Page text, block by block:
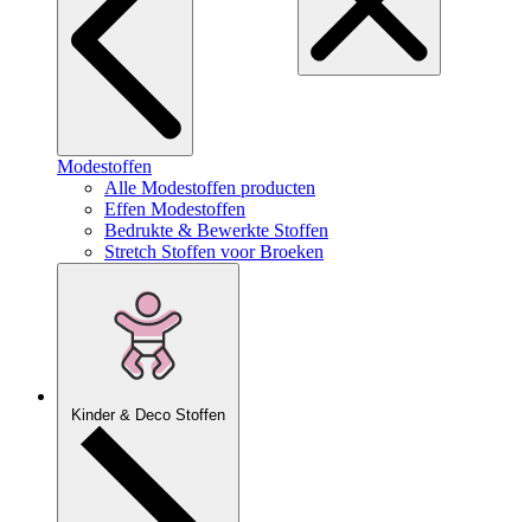
Modestoffen
Alle Modestoffen producten
Effen Modestoffen
Bedrukte & Bewerkte Stoffen
Stretch Stoffen voor Broeken
Kinder & Deco Stoffen